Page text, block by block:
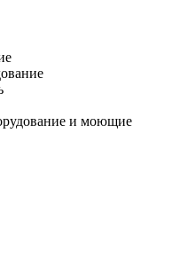
и моющие